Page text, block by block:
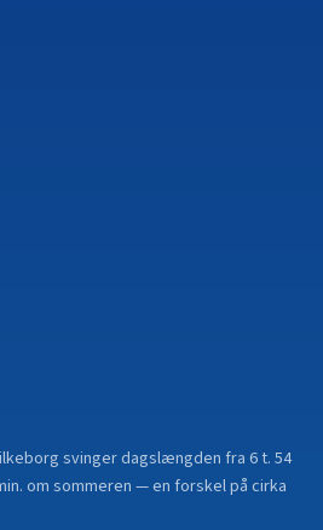
svinger dagslængden fra 6 t. 54
om sommeren — en forskel på cirka